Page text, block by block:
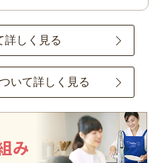
詳しく見る
いて詳しく見る